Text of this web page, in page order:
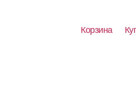
Корзина